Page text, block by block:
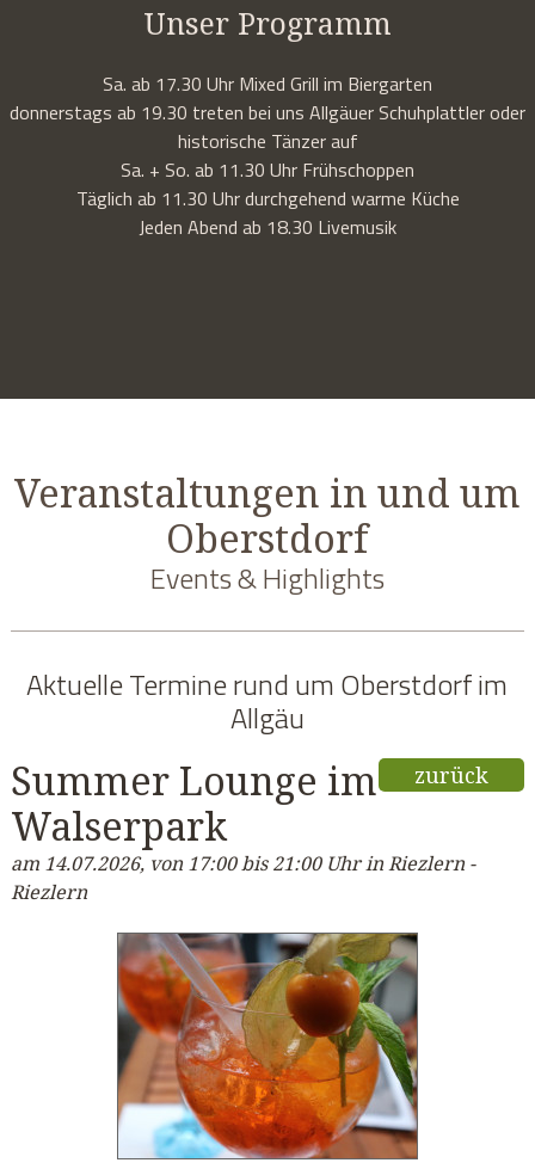
Unser Programm
Sa. ab 17.30 Uhr Mixed Grill im Biergarten
donnerstags ab 19.30 treten bei uns Allgäuer Schuhplattler oder
historische Tänzer auf
Sa. + So. ab 11.30 Uhr Frühschoppen
Täglich ab 11.30 Uhr durchgehend warme Küche
Jeden Abend ab 18.30 Livemusik
Veranstaltungen in und um
Oberstdorf
Events & Highlights
Aktuelle Termine rund um Oberstdorf im
Allgäu
zurück
Summer Lounge im
Walserpark
am 14.07.2026, von 17:00 bis 21:00 Uhr in Riezlern -
Riezlern